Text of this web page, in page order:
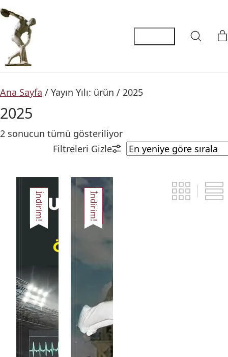
Ana Sayfa / Yayın Yılı: ürün / 2025
2025
2 sonucun tümü gösteriliyor
İndirim! İndirim!